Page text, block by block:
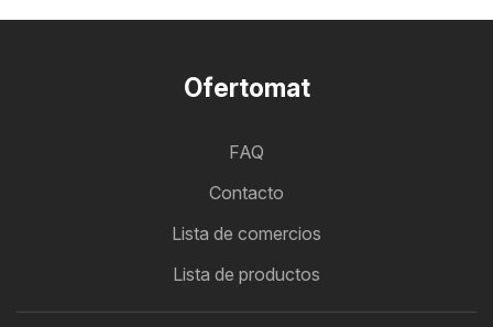
Ofertomat
FAQ
Contacto
Lista de comercios
Lista de productos